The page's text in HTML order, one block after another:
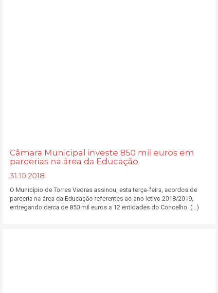
Câmara Municipal investe 850 mil euros em
parcerias na área da Educação
31.10.2018
O Município de Torres Vedras assinou, esta terça-feira, acordos de
parceria na área da Educação referentes ao ano letivo 2018/2019,
entregando cerca de 850 mil euros a 12 entidades do Concelho. (...)